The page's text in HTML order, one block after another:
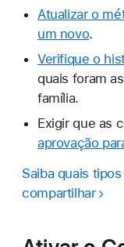
Atualizar o
um novo.
Verifique o
quais foram
família.
Exigir que as
aprovação
Saiba quais
compartilhar